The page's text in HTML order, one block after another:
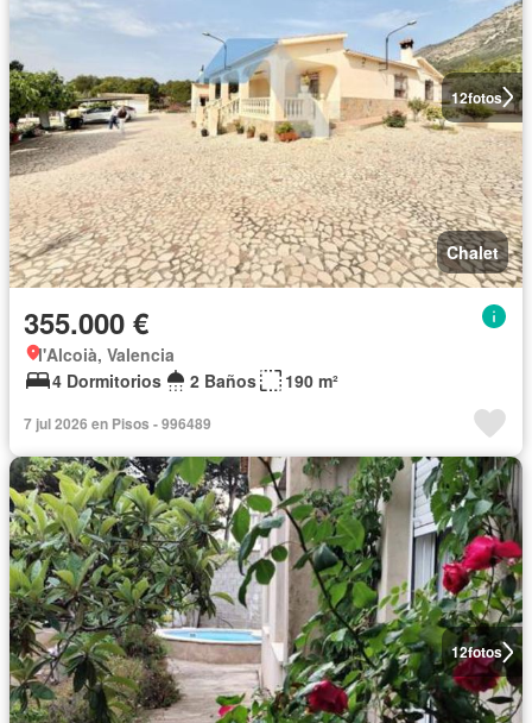
12fotos
Chalet
355.000 €
l'Alcoià, Valencia
4 Dormitorios
2 Baños 190 m²
7 jul 2026 en Pisos - 996489
12fotos